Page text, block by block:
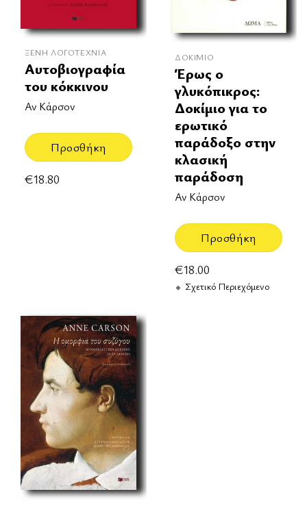
ΞΈΝΗ ΛΟΓΟΤΕΧΝΊΑ
Αυτοβιογραφία
του κόκκινου
Αν Κάρσον
Προσθήκη
€18.80
ΔΟΚΊΜΙΟ
Έρως ο
γλυκόπικρος:
Δοκίμιο για το
ερωτικό
παράδοξο στην
κλασική
παράδοση
Αν Κάρσον
Προσθήκη
€18.00
Σχετικό Περιεχόμενο